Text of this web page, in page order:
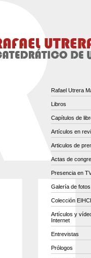
Rafael Utrera
Libros
Capítulos de
Artículos en
Articulos de
Actas de
Presencia en
Galería de fotos
Colección
Artículos y
Internet
Entrevistas
Prólogos